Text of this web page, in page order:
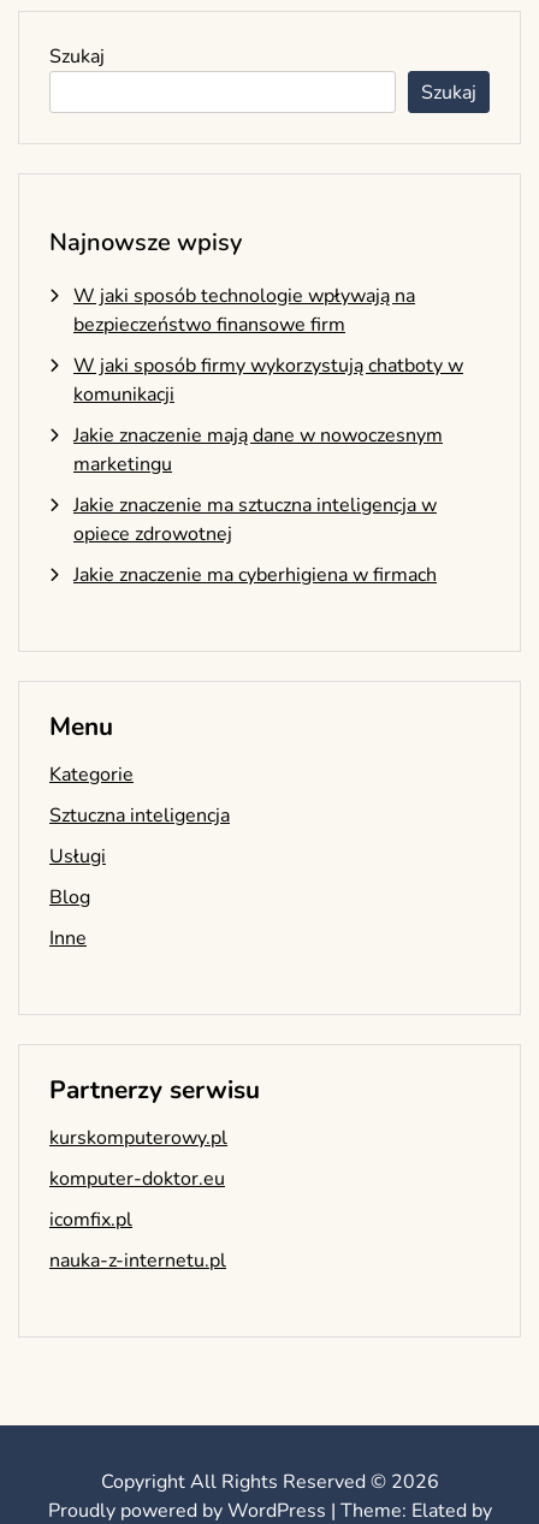
Szukaj
Szukaj
Najnowsze wpisy
W jaki sposób technologie wpływają na
bezpieczeństwo finansowe firm
W jaki sposób firmy wykorzystują chatboty w
komunikacji
Jakie znaczenie mają dane w nowoczesnym
marketingu
Jakie znaczenie ma sztuczna inteligencja w
opiece zdrowotnej
Jakie znaczenie ma cyberhigiena w firmach
Menu
Kategorie
Sztuczna inteligencja
Usługi
Blog
Inne
Partnerzy serwisu
kurskomputerowy.pl
komputer-doktor.eu
icomfix.pl
nauka-z-internetu.pl
Copyright All Rights Reserved © 2026
Proudly powered by WordPress | Theme: Elated by